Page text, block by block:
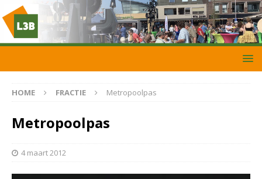
HOME FRACTIE Metropoolpas
Metropoolpas
4 maart 2012